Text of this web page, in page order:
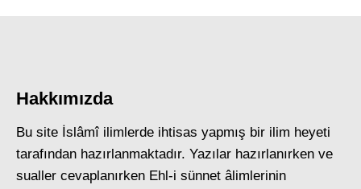
Hakkımızda
Bu site İslâmî ilimlerde ihtisas yapmış bir ilim heyeti
tarafından hazırlanmaktadır. Yazılar hazırlanırken ve
sualler cevaplanırken Ehl-i sünnet âlimlerinin